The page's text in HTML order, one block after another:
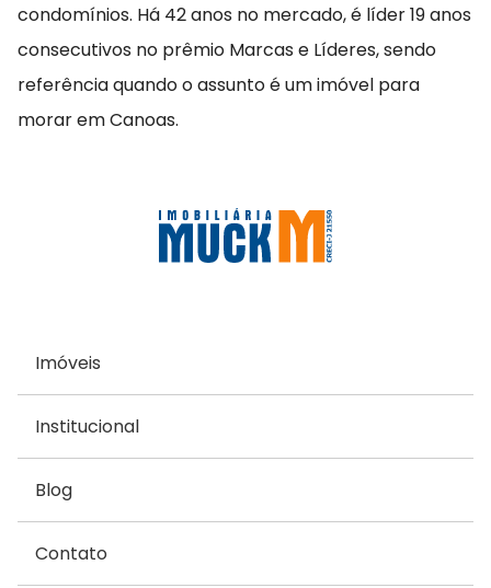
condomínios. Há 42 anos no mercado, é líder 19 anos
consecutivos no prêmio Marcas e Líderes, sendo
referência quando o assunto é um imóvel para
morar em Canoas.
Imóveis
Institucional
Blog
Contato